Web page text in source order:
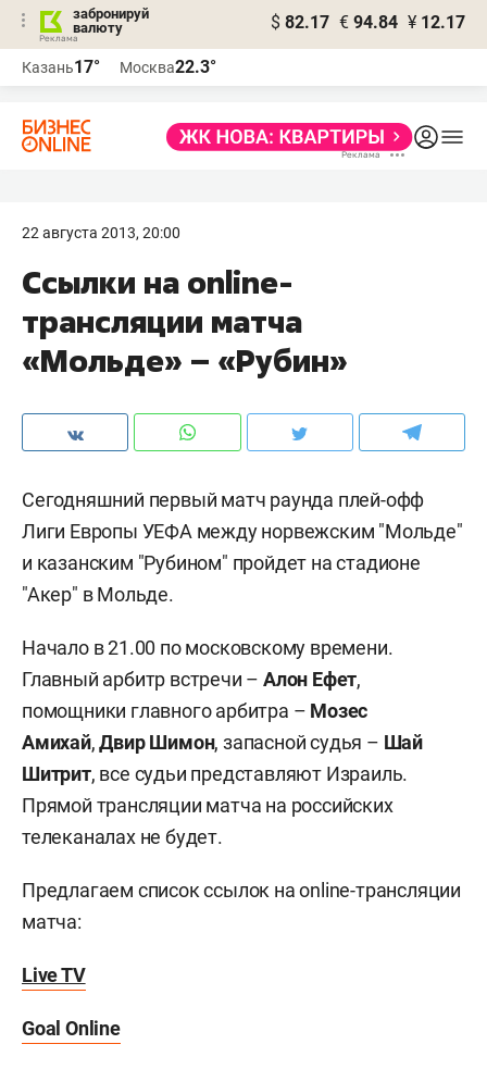
забронируй
валюту
$ 82.17 € 94.84 ¥ 12.17
Казань17° Москва22.3°
22 августа 2013, 20:00
Ссылки на online-
трансляции матча
«Мольде» – «Рубин»
Сегодняшний первый матч раунда плей-офф
Лиги Европы УЕФА между норвежским "Мольде"
и казанским "Рубином" пройдет на стадионе
"Акер" в Мольде.
Начало в 21.00 по московскому времени.
Главный арбитр встречи –Алон Ефет,
помощники главного арбитра – Мозес
Амихай,Двир Шимон, запасной судья – Шай
Шитрит, все судьи представляют Израиль.
Прямой трансляции матча на российских
телеканалах не будет.
Предлагаем список ссылок на online-трансляции
матча:
Live TV
Goal Online